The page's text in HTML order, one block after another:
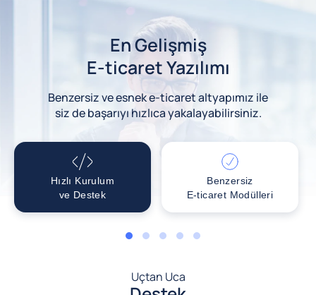
En Gelişmiş
E-ticaret Yazılımı
Benzersiz ve esnek e-ticaret altyapımız ile
siz de başarıyı hızlıca yakalayabilirsiniz.
Hızlı Kurulum
ve Destek
Benzersiz
E-ticaret Modülleri
1 2 3 4 5
Uçtan Uca